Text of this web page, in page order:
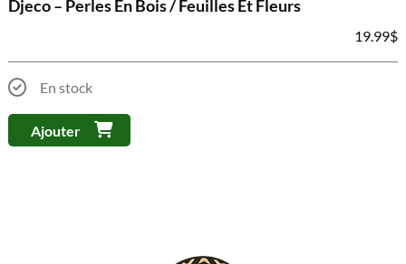
Djeco – Perles En Bois / Feuilles Et Fleurs
19.99$
En stock
Ajouter